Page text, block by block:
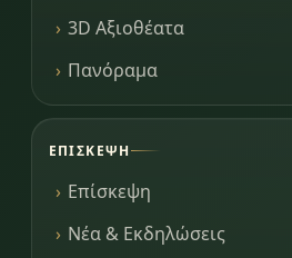
3D Αξιοθέατα
Πανόραμα
ΕΠΊΣΚΕΨΗ
Επίσκεψη
Νέα & Εκδηλώσεις